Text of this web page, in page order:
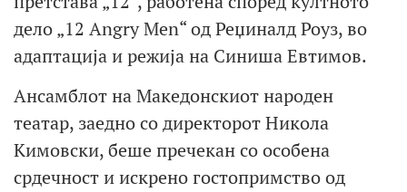
дело „12 Angry Men“ од Реџиналд Роуз, во
адаптација и режија на Синиша Евтимов.
Ансамблот на Македонскиот народен
театар, заедно со директорот Никола
Кимовски, беше пречекан со особена
срдечност и искрено гостопримство од